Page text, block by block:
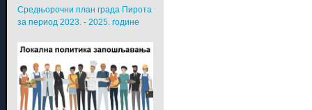
Средњорочни план града Пирота
за период 2023. - 2025. године